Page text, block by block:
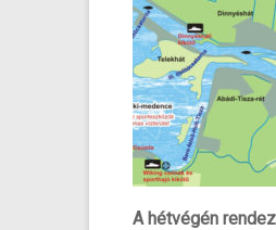
A hétvégén